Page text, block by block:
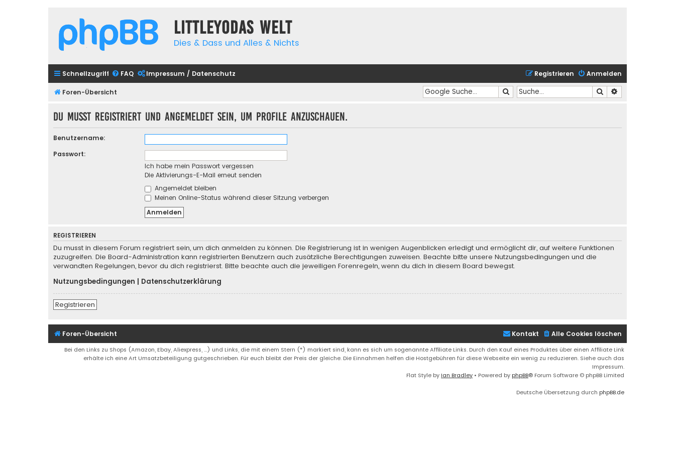
Littleyodas Welt
Dies & Dass und Alles & Nichts
Schnellzugriff FAQ Impressum / Datenschutz Anmelden
Registrieren
Foren-Übersicht Suche
Suche
Du musst registriert und angemeldet sein, um Profile anzuschauen.
Benutzername:
Passwort:
Ich habe mein Passwort vergessen
Die Aktivierungs-E-Mail erneut senden
Angemeldet bleiben
Meinen Online-Status während dieser Sitzung verbergen
REGISTRIEREN
Du musst in diesem Forum registriert sein, um dich anmelden zu können. Die Registrierung ist in wenigen Augenblicken erledigt und ermöglicht dir, auf weitere Funktionen
zuzugreifen. Die Board-Administration kann registrierten Benutzern auch zusätzliche Berechtigungen zuweisen. Beachte bitte unsere Nutzungsbedingungen und die
verwandten Regelungen, bevor du dich registrierst. Bitte beachte auch die jeweiligen Forenregeln, wenn du dich in diesem Board bewegst.
Nutzungsbedingungen
Datenschutzerklärung
Registrieren
Foren-Übersicht Alle Cookies löschen
Kontakt
Bei den Links zu Shops (Amazon, Ebay, Aliexpress, ...) und Links, die mit einem Stern (*) markiert sind, kann es sich um sogenannte Affiliate Links. Durch den Kauf eines Produktes über einen Affiliate Link
erhälte ich eine Art Umsatzbeteiligung gutgeschrieben. Für euch bleibt der Preis der gleiche. Die Einnahmen helfen die Hostgebühren für diese Webseite ein wenig zu reduzieren. Siehe auch das
Impressum.
Flat Style by Ian Bradley • Powered by phpBB® Forum Software © phpBB Limited
Deutsche Übersetzung durch phpBB.de